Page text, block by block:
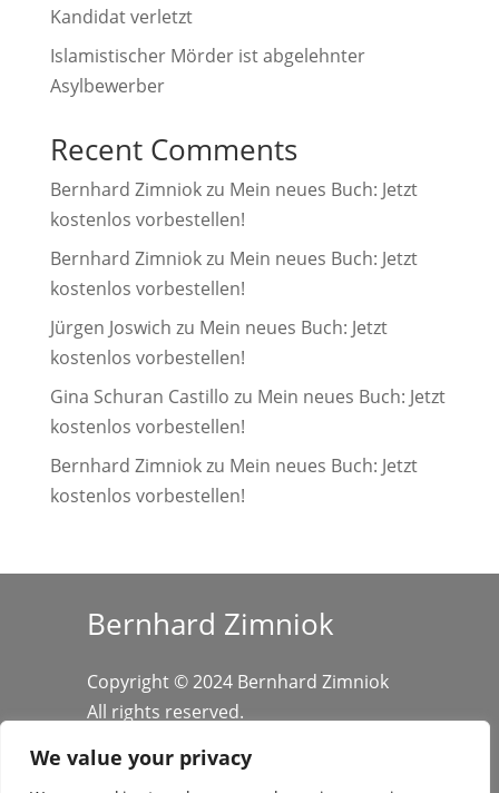
We value your privacy
Kandidat verletzt
Islamistischer Mörder ist abgelehnter
Asylbewerber
Recent Comments
Bernhard Zimniokzu Mein neues Buch: Jetzt
kostenlos vorbestellen!
Bernhard Zimniokzu Mein neues Buch: Jetzt
kostenlos vorbestellen!
Jürgen Joswich zu Mein neues Buch: Jetzt
kostenlos vorbestellen!
Gina Schuran Castillo zu Mein neues Buch: Jetzt
kostenlos vorbestellen!
Bernhard Zimniokzu Mein neues Buch: Jetzt
kostenlos vorbestellen!
Bernhard Zimniok
Copyright © 2024 Bernhard Zimniok
All rights reserved.